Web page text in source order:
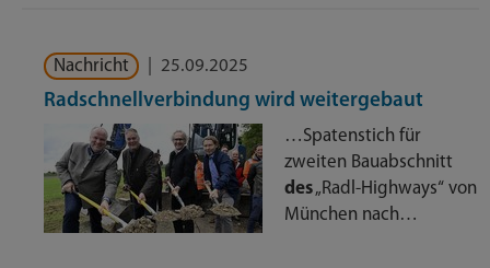
Nachricht 25.09.2025
Radschnellverbindung wird weitergebaut
…Spatenstich für
zweiten Bauabschnitt
des„Radl-Highways“ von
München nach…